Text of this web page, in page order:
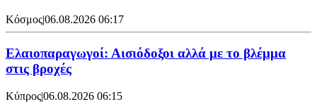
Κόσμος|06.08.2026 06:17
Ελαιοπαραγωγοί: Αισιόδοξοι αλλά με το βλέμμα
στις βροχές
Κύπρος|06.08.2026 06:15